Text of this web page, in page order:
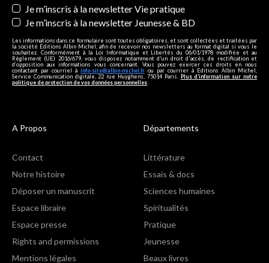
Je m’inscris à la newsletter Vie pratique
Je m’inscris à la newsletter Jeunesse & BD
Les informations dans ce formulaire sont toutes obligatoires, et sont collectées et traitées par
la société Editions Albin Michel, afin de recevoir nos newsletters au format digital si vous le
souhaitez. Conformément à la Loi Informatique et Libertés du 06/01/1978 modifiée et au
Règlement (UE) 2016/679, vous disposez notamment d'un droit d'accès, de rectification et
d’opposition aux informations vous concernant. Vous pouvez exercer ces droits en nous
contactant par courriel à info-site@albin-michel.fr ou par courrier à Editions Albin Michel,
Service Communication digitale, 22 rue Huyghens, 75014 Paris. Plus d’information sur notre
politique de protection de vos données personnelles
A Propos
Contact
Notre histoire
Déposer un manuscrit
Espace libraire
Espace presse
Rights and permissions
Mentions légales
Départements
Littérature
Essais & docs
Sciences humaines
Spiritualités
Pratique
Jeunesse
Beaux livres